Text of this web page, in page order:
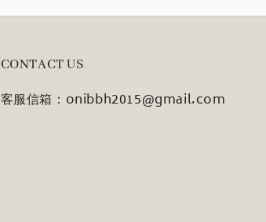
CONTACT US
客服信箱：onibbh2015@gmail.com